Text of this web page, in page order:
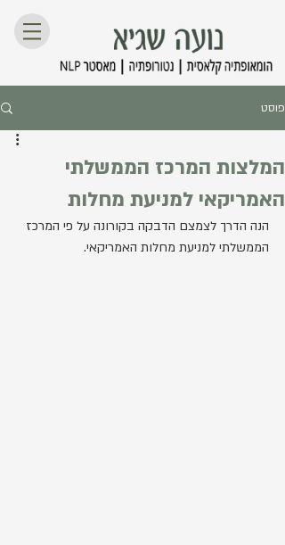
פוסט
המלצות המרכז הממשלתי
האמריקאי למניעת מחלות
הנה הדרך לצמצם הדבקה בקורונה על פי המרכז
הממשלתי למניעת מחלות האמריקאי.